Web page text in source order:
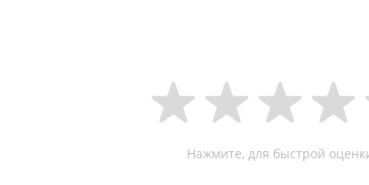
Нажмите, для быстрой